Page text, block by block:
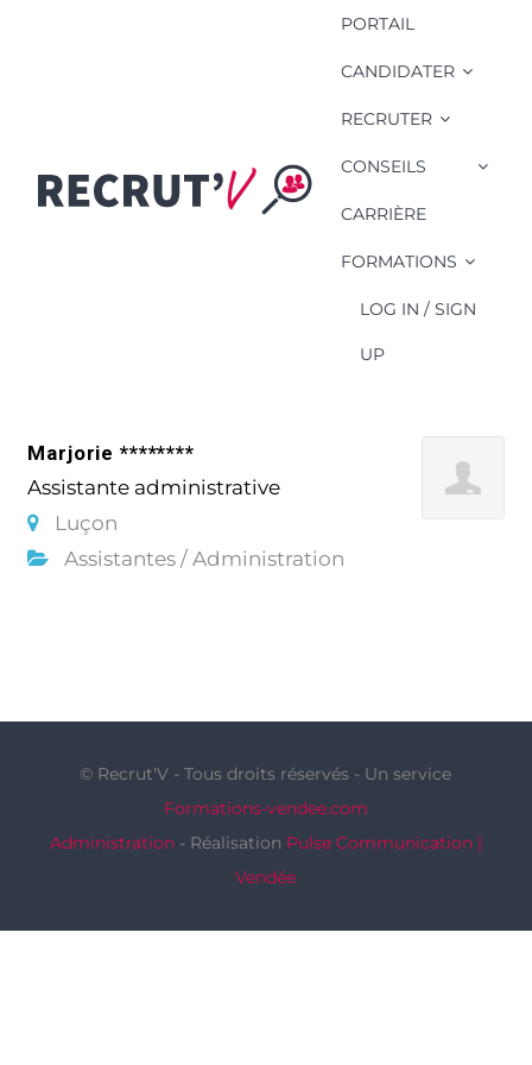
PORTAIL
CANDIDATER
RECRUTER
CONSEILS
CARRIÈRE
FORMATIONS
LOG IN / SIGN
UP
Compétence
Candidat: pack
Marjorie ********
Assistante administrative
Luçon
Assistantes / Administration
© Recrut'V - Tous droits réservés - Un service
Formations-vendee.com
Administration- Réalisation Pulse Communication |
Vendée